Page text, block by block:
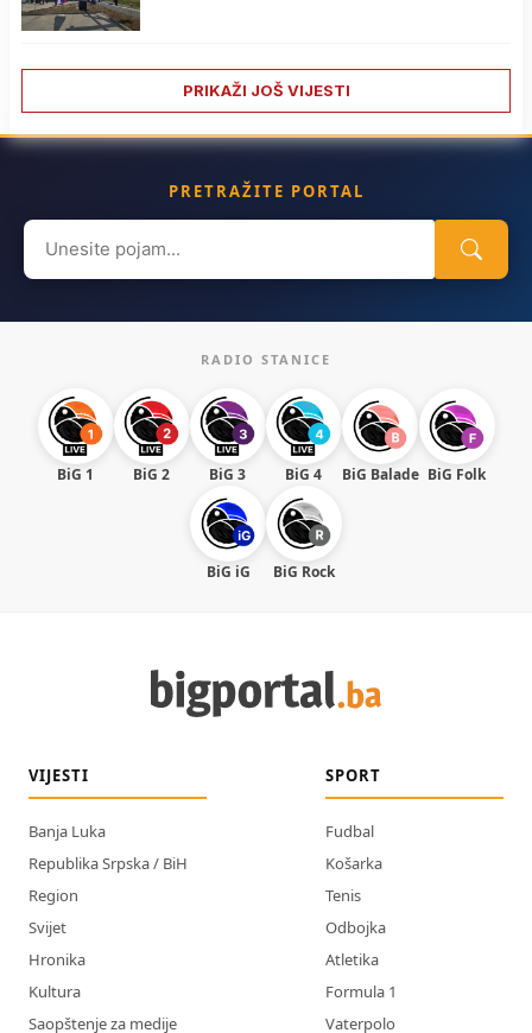
PRIKAŽI JOŠ VIJESTI
PRETRAŽITE PORTAL
Search
for:
RADIO STANICE
BiG 1 BiG 2 BiG 3 BiG 4 BiG Balade BiG Folk
BiG iG BiG Rock
VIJESTI
Banja Luka
Republika Srpska / BiH
Region
Svijet
Hronika
Kultura
Saopštenje za medije
SPORT
Fudbal
Košarka
Tenis
Odbojka
Atletika
Formula 1
Vaterpolo